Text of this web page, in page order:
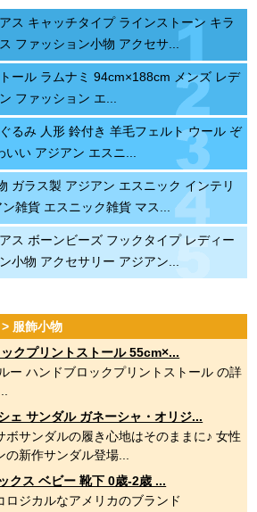
ス キャッチタイプ ラインストーン キラ
ファッション小物 アクセサ...
ール ラムナミ 94cm×188cm メンズ レデ
ファッション エ...
るみ 人形 鈴付き 羊毛フェルト ウール ぞ
いい アジアン エスニ...
ガラス製 アジアン エスニック インテリ
雑貨 エスニック雑貨 マス...
ス ボーンビーズ フックタイプ レディー
小物 アクセサリー アジアン...
服飾小物
クプリントストール 55cm×...
ー ハンドブロックプリントストール の詳
ェ サンダル ガネーシャ・オリジ...
ボサンダルの履き心地はそのままに♪ 女性
の新作サンダル登場...
クス ベビー 靴下 0歳-2歳 ...
ロジカルなアメリカのブランド